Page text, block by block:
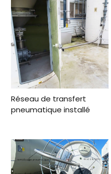
Réseau de transfert
pneumatique installé